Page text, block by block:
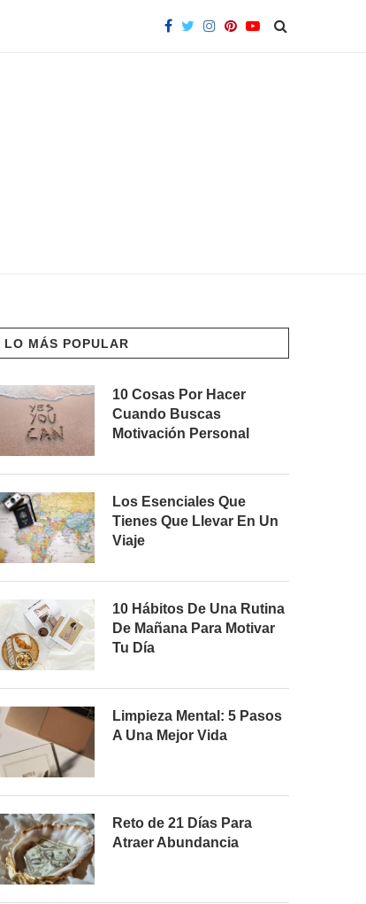
LO MÁS POPULAR
10 Cosas Por Hacer
Cuando Buscas
Motivación Personal
Los Esenciales Que
Tienes Que Llevar En Un
Viaje
10 Hábitos De Una Rutina
De Mañana Para Motivar
Tu Día
Limpieza Mental: 5 Pasos
A Una Mejor Vida
Reto de 21 Días Para
Atraer Abundancia